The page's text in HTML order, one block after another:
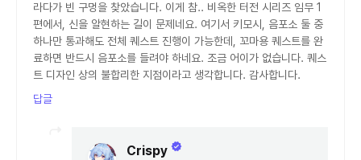
라다가 빈 구멍을 찾았습니다. 이게 참.. 비옥한 터전 시리즈 임무 1
편에서, 신을 알현하는 길이 문제네요. 여기서 키모시, 음포소 둘 중
하나만 통과해도 전체 퀘스트 진행이 가능한데, 꼬마용 퀘스트를 완
료하면 반드시 음포소를 들려야 하네요. 조금 어이가 없습니다. 퀘스
트 디자인 상의 불합리한 지점이라고 생각합니다. 감사합니다.
답글
Crispy